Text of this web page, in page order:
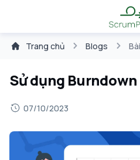
Trang chủ Blogs
Sử dụng
07/10/2023